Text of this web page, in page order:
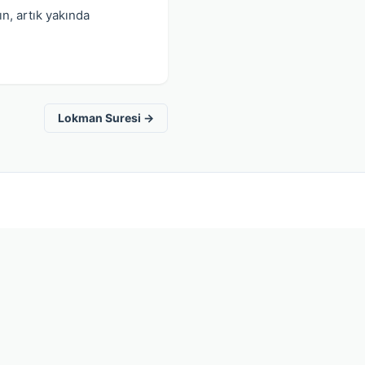
artık yakında
Lokman Suresi →